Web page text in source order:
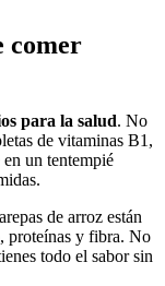
comer
para la salud. No
de vitaminas B1,
un tentempié
de arroz están
proteínas y fibra. No
todo el sabor sin